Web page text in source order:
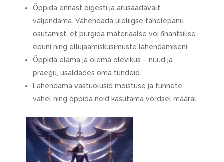
Õppida ennast õigesti ja arusaadavalt
väljendama. Vähendada üleliigse tähelepanu
osutamist, et pürgida materiaalse või finantsilise
eduni ning ellujäämisküsimuste lahendamiseni.
Õppida elama ja olema olevikus – nüüd ja
praegu, usaldades oma tundeid.
Lahendama vastuolusid mõistuse ja tunnete
vahel ning õppida neid kasutama võrdsel määral.